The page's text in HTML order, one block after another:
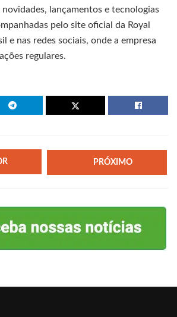
lançamentos e tecnologias
pelo site oficial da Royal
e nas redes sociais, onde a empresa
regulares.
PRÓXIMO